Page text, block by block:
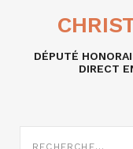
DÉPUTÉ
DIRECT
SUR